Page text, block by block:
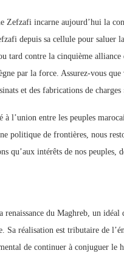
Zefzafi incarne aujourd’hui la
depuis sa cellule pour saluer
tard contre la cinquième
par la force. Assurez-vous
et des fabrications de
l’union entre les peuples
politique de frontières, nous
qu’aux intérêts de nos peuples,
renaissance du Maghreb, un
Sa réalisation est tributaire de
de continuer à conjuguer le